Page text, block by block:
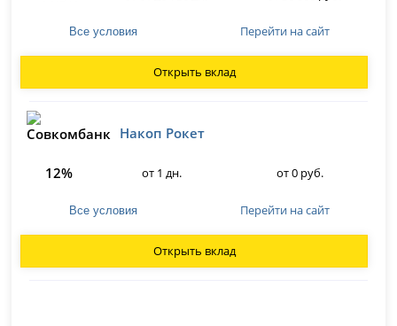
Все условия Перейти на сайт
Открыть вклад
Накоп Рокет
12% от 1 дн. от 0 руб.
Все условия Перейти на сайт
Открыть вклад